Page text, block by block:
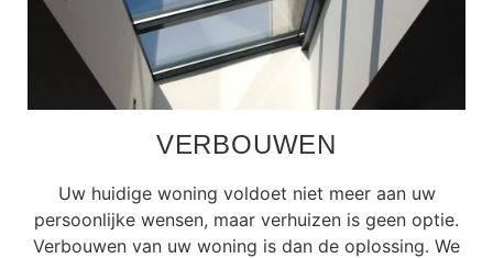
VERBOUWEN
Uw huidige woning voldoet niet meer aan uw
persoonlijke wensen, maar verhuizen is geen optie.
Verbouwen van uw woning is dan de oplossing. We